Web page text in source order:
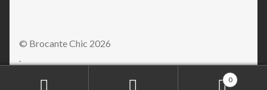
© Brocante Chic 2026
.
0